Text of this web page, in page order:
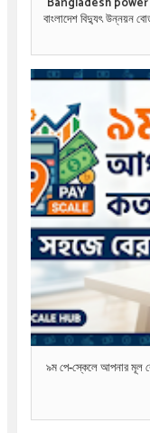
বাংলাদেশ বিদ্যুৎ উন্নয়ন
৯ম পে-স্কেলে আপনার মূল